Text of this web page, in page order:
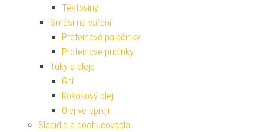
Těstoviny
Směsi na vaření
Proteinové palačinky
Proteinové pudinky
Tuky a oleje
Ghí
Kokosový olej
Olej ve spreji
Sladidla a dochucovadla